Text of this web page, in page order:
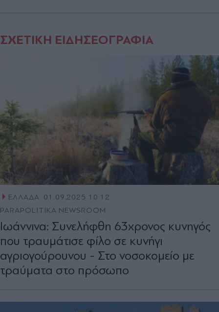
ΣΧΕΤΙΚΗ ΕΙΔΗΣΕΟΓΡΑΦΙΑ
ΕΛΛΑΔΑ
01.09.2025 10:12
PARAPOLITIKA NEWSROOM
Ιωάννινα: Συνελήφθη 63χρονος κυνηγός
που τραυμάτισε φίλο σε κυνήγι
αγριογούρουνου - Στο νοσοκομείο με
τραύματα στο πρόσωπο